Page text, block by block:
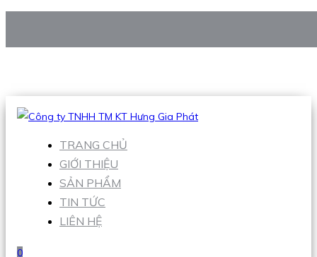
Hotline:0938 906 663
TRANG CHỦ
GIỚI THIỆU
SẢN PHẨM
TIN TỨC
LIÊN HỆ
0